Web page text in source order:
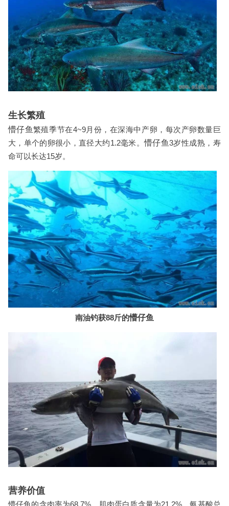
生长繁殖
懵仔鱼繁殖季节在4~9月份，在深海中产卵，每次产卵数量巨
大，单个的卵很小，直径大约1.2毫米。懵仔鱼3岁性成熟，寿
命可以长达15岁。
南油钓获88斤的懵仔鱼
营养价值
懵仔鱼的含肉率为68.7%，肌肉蛋白质含量为21.2%，氨基酸总